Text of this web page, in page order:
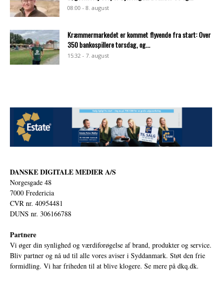
08:00 - 8. august
Kræmmermarkedet er kommet flyvende fra start: Over
350 bankospillere torsdag, og...
15:32 - 7. august
DANSKE DIGITALE MEDIER A/S
Norgesgade 48
7000 Fredericia
CVR nr. 40954481
DUNS nr. 306166788
Partnere
Vi øger din synlighed og værdiforøgelse af brand, produkter og service.
Bliv partner og nå ud til alle vores aviser i Syddanmark. Støt den frie
formidling. Vi har friheden til at blive klogere. Se mere på dkq.dk.